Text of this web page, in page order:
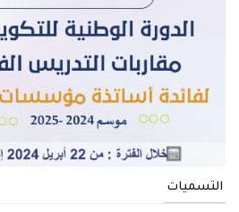
التسميات